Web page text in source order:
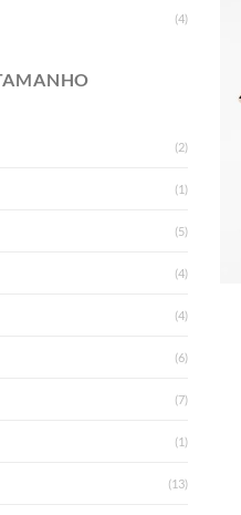
(4)
(2)
(1)
(5)
(4)
(4)
(6)
(7)
(1)
(13)